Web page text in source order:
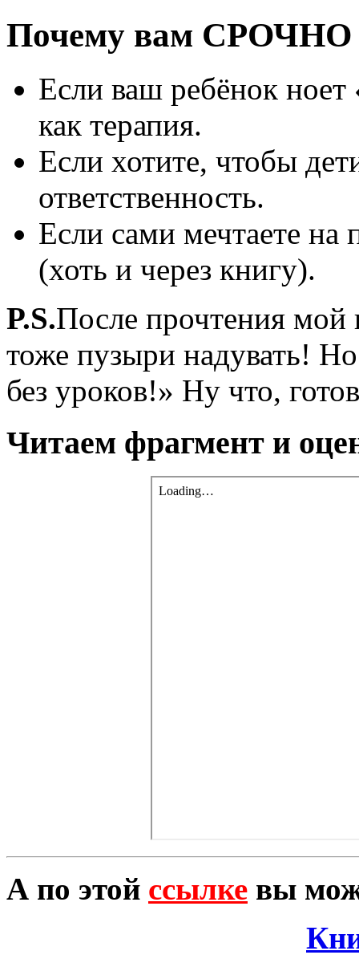
Почему вам СРОЧНО
Если ваш ребёнок
как терапия.
Если хотите, чтобы
ответственность.
Если сами мечтаете на
(хоть и через книгу).
P.S.После прочтения мой
тоже пузыри надувать!
без уроков!» Ну что,
Читаем фрагмент и
А по этой ссылке вы